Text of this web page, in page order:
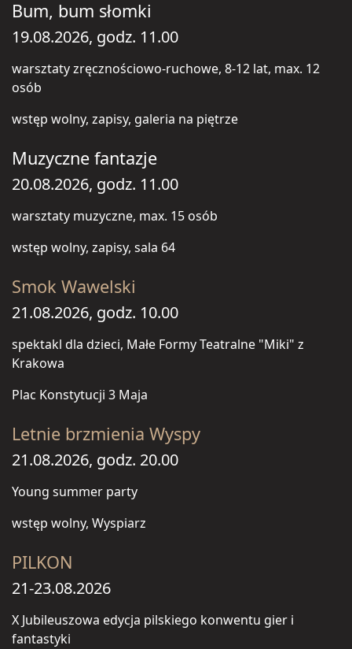
Bum, bum słomki
19.08.2026, godz. 11.00
warsztaty zręcznościowo-ruchowe, 8-12 lat, max. 12
osób
wstęp wolny, zapisy, galeria na piętrze
Muzyczne fantazje
20.08.2026, godz. 11.00
warsztaty muzyczne, max. 15 osób
wstęp wolny, zapisy, sala 64
Smok Wawelski
21.08.2026, godz. 10.00
spektakl dla dzieci, Małe Formy Teatralne "Miki" z
Krakowa
Plac Konstytucji 3 Maja
Letnie brzmienia Wyspy
21.08.2026, godz. 20.00
Young summer party
wstęp wolny, Wyspiarz
PILKON
21-23.08.2026
X Jubileuszowa edycja pilskiego konwentu gier i
fantastyki